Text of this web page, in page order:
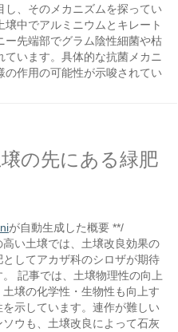
、そのメカニズムを探ってい
中でアルミニウムとキレート
先端部でグラム陰性細菌や枯
います。具体的な抗菌メカニ
の作用の可能性が示唆されてい
の先にある緑肥
が自動生成した概要 **/
高い土壌では、土壌改良効果の
としてアカザ科のシロザが期待
。 記事では、土壌物理性の向上
土壌の化学性・生物性も向上す
を示しています。連作が難しい
ソウも、土壌改良によって石灰